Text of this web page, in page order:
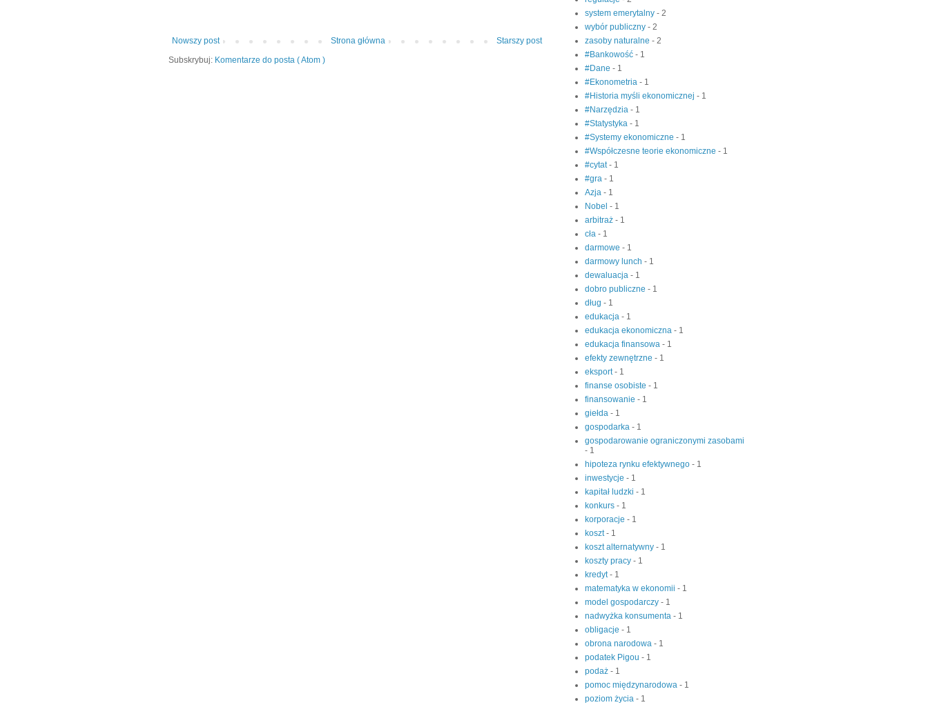
Nowszy post Starszy post
Strona główna
Subskrybuj: Komentarze do posta ( Atom )
system emerytalny - 2
wybór publiczny - 2
zasoby naturalne - 2
#Bankowość - 1
#Dane - 1
#Ekonometria - 1
#Historia myśli ekonomicznej - 1
#Narzędzia - 1
#Statystyka - 1
#Systemy ekonomiczne - 1
#Współczesne teorie ekonomiczne - 1
#cytat- 1
#gra - 1
Azja - 1
Nobel - 1
arbitraż - 1
cła - 1
darmowe - 1
darmowy lunch - 1
dewaluacja - 1
dobro publiczne - 1
dług - 1
edukacja - 1
edukacja ekonomiczna - 1
edukacja finansowa - 1
efekty zewnętrzne - 1
eksport- 1
finanse osobiste - 1
finansowanie - 1
giełda - 1
gospodarka - 1
gospodarowanie ograniczonymi zasobami
- 1
hipoteza rynku efektywnego - 1
inwestycje - 1
kapitał ludzki - 1
konkurs - 1
korporacje - 1
koszt- 1
koszt alternatywny - 1
koszty pracy - 1
kredyt- 1
matematyka w ekonomii - 1
model gospodarczy - 1
nadwyżka konsumenta - 1
obligacje - 1
obrona narodowa - 1
podatek Pigou - 1
podaż - 1
pomoc międzynarodowa - 1
poziom życia - 1